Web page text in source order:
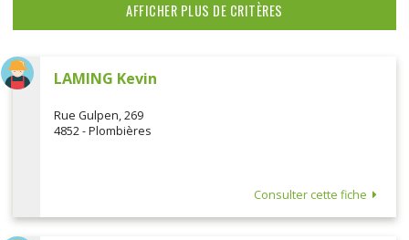
LAMING Kevin
Rue Gulpen, 269
4852 - Plombières
Consulter cette fiche
AFFICHER PLUS DE CRITÈRES